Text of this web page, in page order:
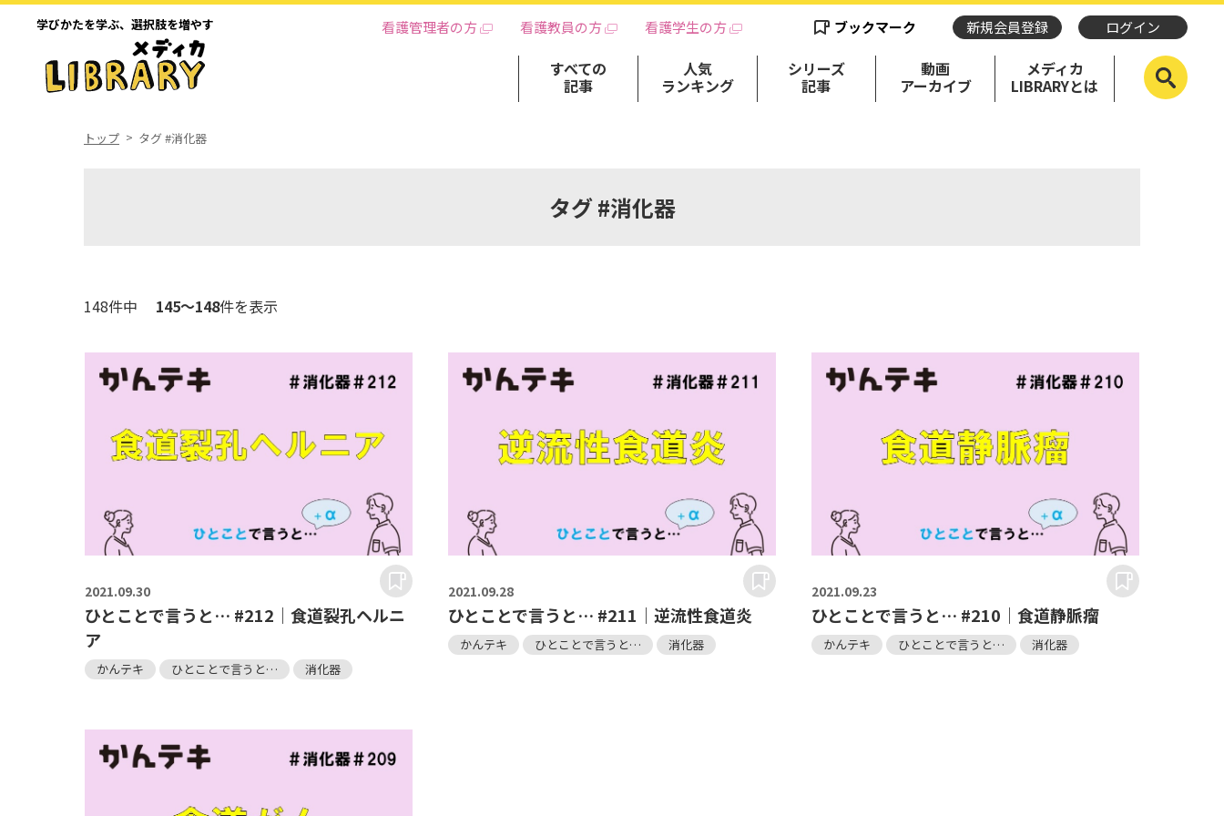
学びかたを学ぶ、 選択肢を増やす 看護管理者の方 看護教員の方 看護学生の方 ブックマーク 新規会員登録 ログイン
すべての
記事
人気
ランキング
シリーズ
記事
動画
アーカイブ
メディカ
LIBRARYとは
トップ タグ #消化器
タグ #消化器
148件中 145～148件を表示
2021.09.30
ひとことで言うと… #212｜食道裂孔ヘルニ
ア
かんテキ ひとことで言うと… 消化器
2021.09.28
ひとことで言うと… #211｜逆流性食道炎
かんテキ ひとことで言うと… 消化器
2021.09.23
ひとことで言うと… #210｜食道静脈瘤
かんテキ ひとことで言うと… 消化器